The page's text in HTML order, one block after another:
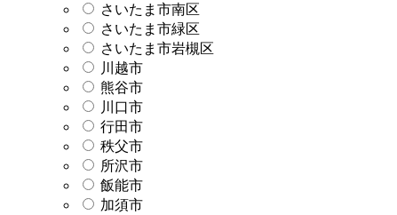
さいたま市南区
さいたま市緑区
さいたま市岩槻区
川越市
熊谷市
川口市
行田市
秩父市
所沢市
飯能市
加須市